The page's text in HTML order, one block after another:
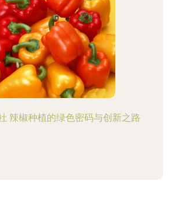
辣椒种植的绿色密码与创新之路